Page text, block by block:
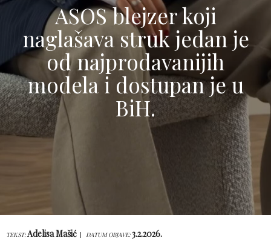
ASOS blejzer koji
naglašava struk jedan je
od najprodavanijih
modela i dostupan je u
BiH.
TEKST:Adelisa Mašić DATUM OBJAVE:3.2.2026.